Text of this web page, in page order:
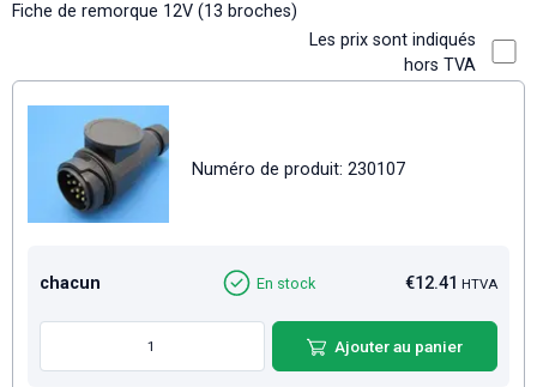
Fiche de remorque 12V (13 broches)
Les prix sont indiqués
hors TVA
Numéro de produit: 230107
chacun €12.41 HTVA
En stock
Ajouter au panier